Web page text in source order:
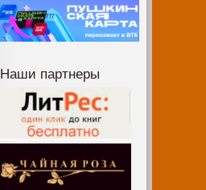
Наши партнеры